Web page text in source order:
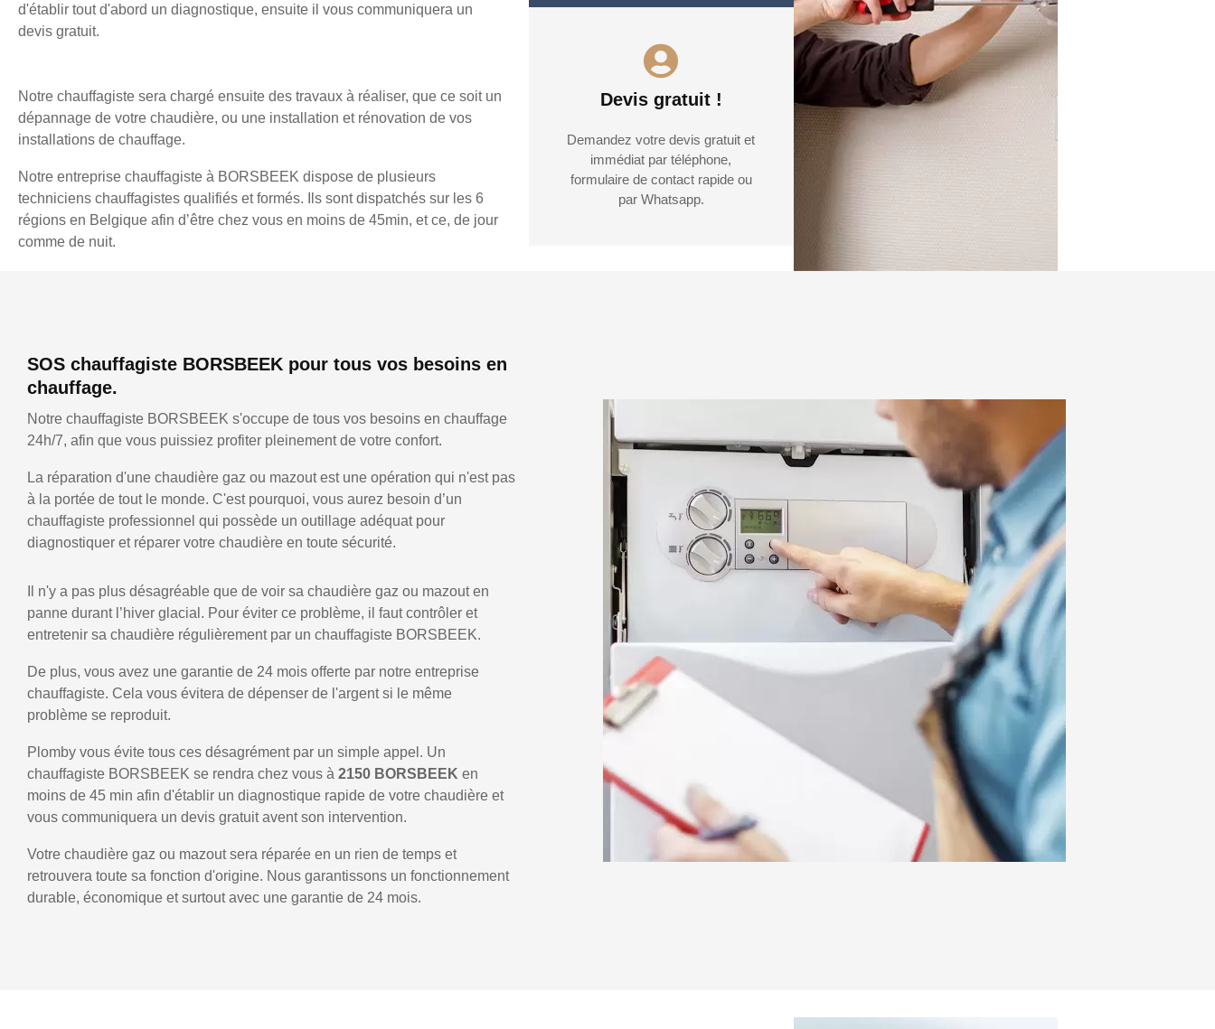
d'établir tout d'abord un diagnostique, ensuite il vous communiquera un
devis gratuit.
Notre chauffagiste sera chargé ensuite des travaux à réaliser, que ce soit un
dépannage de votre chaudière, ou une installation et rénovation de vos
installations de chauffage.
Notre entreprise chauffagiste à BORSBEEK dispose de plusieurs
techniciens chauffagistes qualifiés et formés. Ils sont dispatchés sur les 6
régions en Belgique afin d’être chez vous en moins de 45min, et ce, de jour
comme de nuit.
Devis gratuit !
Demandez votre devis gratuit et
immédiat par téléphone,
formulaire de contact rapide ou
par Whatsapp.
SOS chauffagiste BORSBEEK pour tous vos besoins en
chauffage.
Notre chauffagiste BORSBEEK s'occupe de tous vos besoins en chauffage
24h/7, afin que vous puissiez profiter pleinement de votre confort.
La réparation d'une chaudière gaz ou mazout est une opération qui n'est pas
à la portée de tout le monde. C'est pourquoi, vous aurez besoin d’un
chauffagiste professionnel qui possède un outillage adéquat pour
diagnostiquer et réparer votre chaudière en toute sécurité.
Il n'y a pas plus désagréable que de voir sa chaudière gaz ou mazout en
panne durant l’hiver glacial. Pour éviter ce problème, il faut contrôler et
entretenir sa chaudière régulièrement par un chauffagiste BORSBEEK.
De plus, vous avez une garantie de 24 mois offerte par notre entreprise
chauffagiste. Cela vous évitera de dépenser de l'argent si le même
problème se reproduit.
Plomby vous évite tous ces désagrément par un simple appel. Un
chauffagiste BORSBEEK se rendra chez vous à 2150 BORSBEEK en
moins de 45 min afin d'établir un diagnostique rapide de votre chaudière et
vous communiquera un devis gratuit avent son intervention.
Votre chaudière gaz ou mazout sera réparée en un rien de temps et
retrouvera toute sa fonction d'origine. Nous garantissons un fonctionnement
durable, économique et surtout avec une garantie de 24 mois.